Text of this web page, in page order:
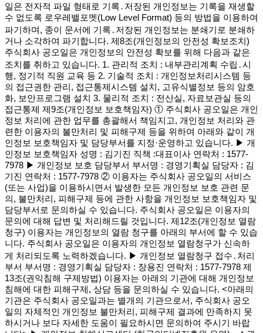
일은 전자적 파일 형태로 기록․저장된 개인정보는 기록을 재생할
수 없도록 로우레밸포멧(Low Level Format) 등의 방법을 이용하여
파기하며, 종이 문서에 기록․저장된 개인정보는 분쇄기로 분쇄하
거나 소각하여 파기합니다. 제8조(개인정보의 안전성 확보조치)
주식회사 공오일은 개인정보의 안전성 확보를 위해 다음과 같은
조치를 취하고 있습니다. 1. 관리적 조치 : 내부관리계획 수립․시
행, 정기적 직원 교육 등 2. 기술적 조치 : 개인정보처리시스템 등
의 접근권한 관리, 접근통제시스템 설치, 고유식별정보 등의 암호
화, 보안프로그램 설치 3. 물리적 조치 : 전산실, 자료보관실 등의
접근통제 제9조(개인정보 보호책임자) ① 주식회사 공오일은 개인
정보 처리에 관한 업무를 총괄해서 책임지고, 개인정보 처리와 관
련한 이용자의 불만처리 및 피해구제 등을 위하여 아래와 같이 개
인정보 보호책임자 및 담당부서를 지정·운영하고 있습니다. ▶ 개
인정보 보호책임자 성명 : 김기진 직책 :대표이사 연락처 : 1577-
7978 ▶ 개인정보 보호 담당부서 부서명 : 경영기획실 담당자 : 김
기진 연락처 : 1577-7978 ② 이용자는 주식회사 공오일의 서비스
(또는 사업)을 이용하시면서 발생한 모든 개인정보 보호 관련 문
의, 불만처리, 피해구제 등에 관한 사항을 개인정보 보호책임자 및
담당부서로 문의하실 수 있습니다. 주식회사 공오일은 이용자의
문의에 대해 답변 및 처리해드릴 것입니다. 제12조(개인정보 열람
청구) 이용자는 개인정보의 열람 청구를 아래의 부서에 할 수 있습
니다. 주식회사 공오일은 이용자의 개인정보 열람청구가 신속하
게 처리되도록 노력하겠습니다. ▶ 개인정보 열람청구 접수․처리
부서 부서명 : 경영기획실 담당자 : 장용진 연락처 : 1577-7978 제
13조(권익침해 구제방법) 이용자는 아래의 기관에 대해 개인정보
침해에 대한 피해구제, 상담 등을 문의하실 수 있습니다. <아래의
기관은 주식회사 공오일과는 별개의 기관으로서, 주식회사 공오
일의 자체적인 개인정보 불만처리, 피해구제 결과에 만족하지 못
하시거나 보다 자세한 도움이 필요하시면 문의하여 주시기 바랍